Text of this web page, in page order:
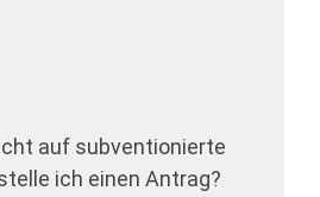
auf subventionierte
ich einen Antrag?